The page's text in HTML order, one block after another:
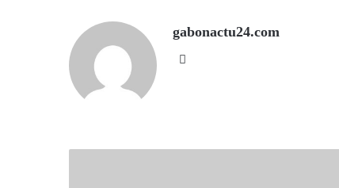
gabonactu24.com